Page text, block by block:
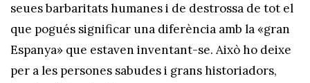
seues barbaritats humanes i de destrossa de tot el
que pogués significar una diferència amb la «gran
Espanya» que estaven inventant-se. Això ho deixe
per a les persones sabudes i grans historiadors,